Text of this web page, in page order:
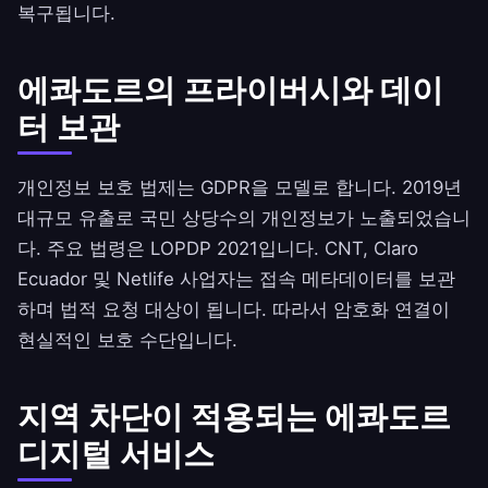
복구됩니다.
에콰도르의 프라이버시와 데이
터 보관
개인정보 보호 법제는 GDPR을 모델로 합니다. 2019년
대규모 유출로 국민 상당수의 개인정보가 노출되었습니
다. 주요 법령은 LOPDP 2021입니다. CNT, Claro
Ecuador 및 Netlife 사업자는 접속 메타데이터를 보관
하며 법적 요청 대상이 됩니다. 따라서 암호화 연결이
현실적인 보호 수단입니다.
지역 차단이 적용되는 에콰도르
디지털 서비스